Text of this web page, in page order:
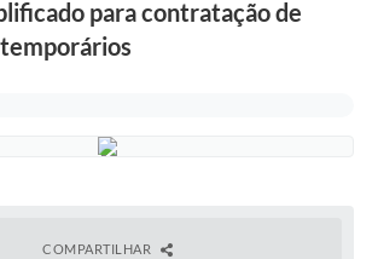
para contratação de
COMPARTILHAR